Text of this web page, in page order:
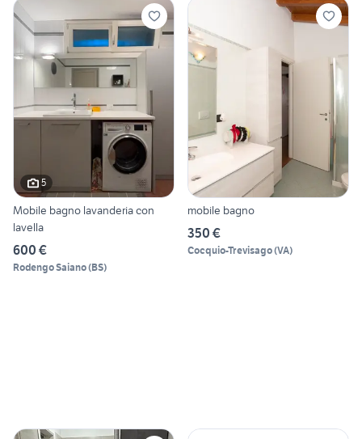
5
Mobile bagno lavanderia con
lavella
600 €
Rodengo Saiano(BS)
mobile bagno
350 €
Cocquio-Trevisago(VA)